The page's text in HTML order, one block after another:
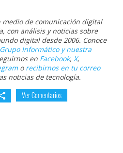
de comunicación digital
con análisis y noticias sobre
digital desde 2006. Conoce
Informático y nuestra
en Facebook, X,
o recibirnos en tu correo
noticias de tecnología.
Ver Comentarios